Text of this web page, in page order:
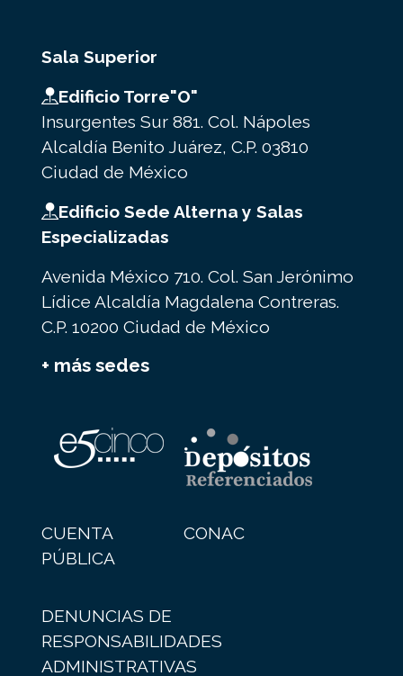
Sala Superior
Edificio Torre"O"
Insurgentes Sur 881. Col. Nápoles
Alcaldía Benito Juárez, C.P. 03810
Ciudad de México
Edificio Sede Alterna y Salas
Especializadas
Avenida México 710. Col. San Jerónimo
Lídice Alcaldía Magdalena Contreras.
C.P. 10200 Ciudad de México
+ más sedes
CUENTA
PÚBLICA
CONAC
DENUNCIAS DE
RESPONSABILIDADES
ADMINISTRATIVAS